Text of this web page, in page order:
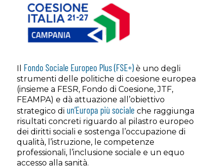
Il Fondo Sociale Europeo Plus (FSE+)è uno degli
strumenti delle politiche di coesione europea
(insieme a FESR, Fondo di Coesione, JTF,
FEAMPA) e dà attuazione all’obiettivo
strategico di un’Europa più sociale che raggiunga
risultati concreti riguardo al pilastro europeo
dei diritti sociali e sostenga l’occupazione di
qualità, l’istruzione, le competenze
professionali, l’inclusione sociale e un equo
accesso alla sanità.